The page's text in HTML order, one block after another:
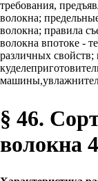
требования,
волокна;
волокна; правила
волокна впотоке -
различных свойств;
§ 46.
волокна